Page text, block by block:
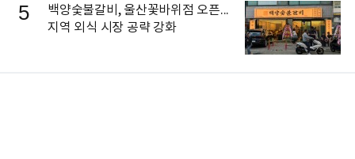
5
백양숯불갈비, 울산꽃바위점 오픈...
지역 외식 시장 공략 강화